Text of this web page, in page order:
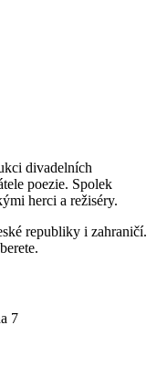
divadelních
poezie. Spolek
herci a režiséry.
republiky i zahraničí.
7